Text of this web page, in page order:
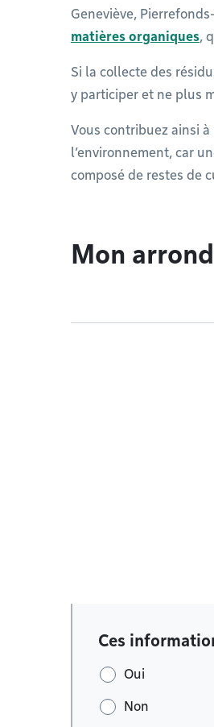
Geneviève,
matières organiques,
Si la collecte des
y participer et ne plus
Vous contribuez ainsi
l’environnement, car
composé de restes de
Mon
Ces
Oui
Non